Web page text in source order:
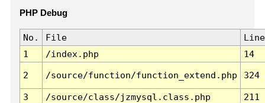
PHP Debug
No. File
Line
1
/index.php 14
2 /source/function/function_extend.php 324
3 /source/class/jzmysql.class.php
211